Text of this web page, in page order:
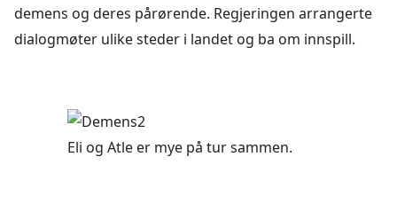
demens og deres pårørende. Regjeringen arrangerte
dialogmøter ulike steder i landet og ba om innspill.
Eli og Atle er mye på tur sammen.